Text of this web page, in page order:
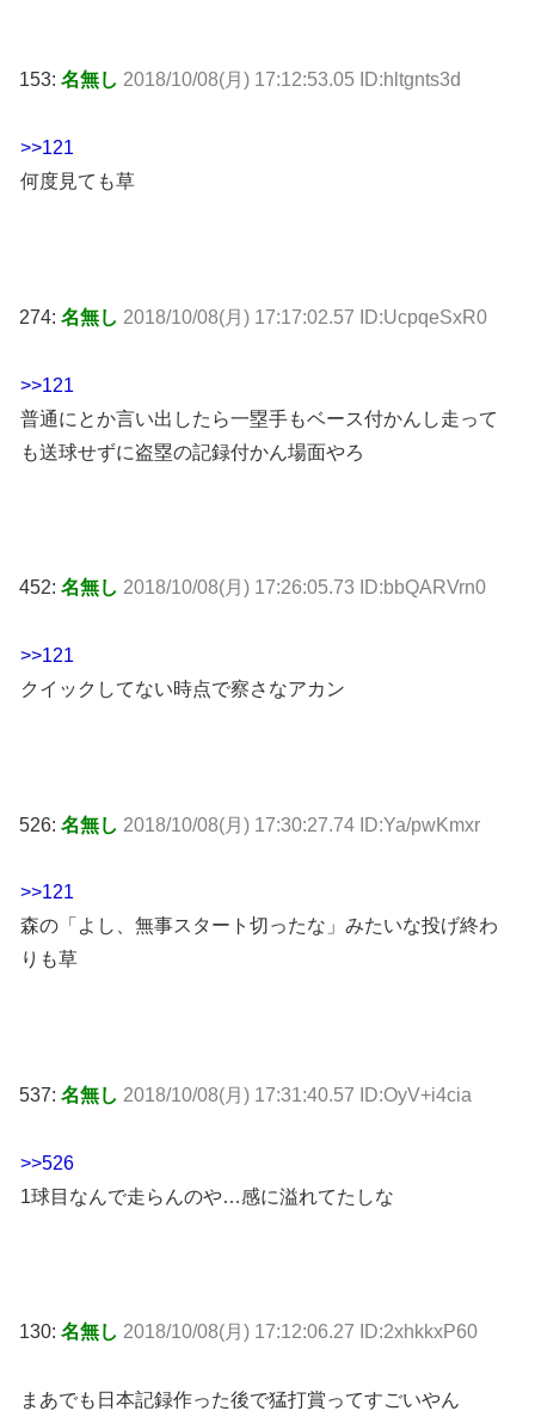
153: 名無し 2018/10/08(月) 17:12:53.05 ID:hltgnts3d
>>121
何度見ても草
274: 名無し 2018/10/08(月) 17:17:02.57 ID:UcpqeSxR0
>>121
普通にとか言い出したら一塁手もベース付かんし走って
も送球せずに盗塁の記録付かん場面やろ
452: 名無し 2018/10/08(月) 17:26:05.73 ID:bbQARVrn0
>>121
クイックしてない時点で察さなアカン
526: 名無し 2018/10/08(月) 17:30:27.74 ID:Ya/pwKmxr
>>121
森の「よし、無事スタート切ったな」みたいな投げ終わ
りも草
537: 名無し 2018/10/08(月) 17:31:40.57 ID:OyV+i4cia
>>526
1球目なんで走らんのや…感に溢れてたしな
130: 名無し 2018/10/08(月) 17:12:06.27 ID:2xhkkxP60
まあでも日本記録作った後で猛打賞ってすごいやん